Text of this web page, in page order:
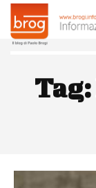
Tag: